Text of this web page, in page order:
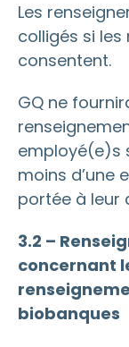
Les
colligés si
consentent.
GQ ne
employé(e)s
moins d’une
portée à leur
3.2 –
concernant
biobanques